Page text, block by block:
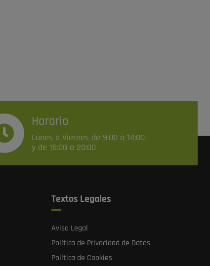
Horario
Lunes a Viernes de 9:00 a 14:00
y de 16:00 a 20:00
Textos Legales
Aviso Legal
Política de Privacidad de Datos
Política de Cookies